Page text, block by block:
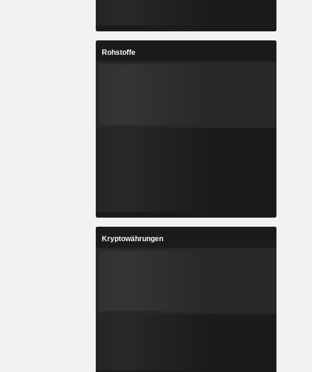
Rohstoffe
Kryptowährungen